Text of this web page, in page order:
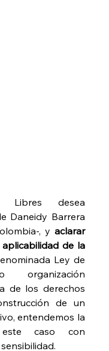
Libres desea
Daneidy Barrera
, y aclarar
de la
Ley de
organización
de los derechos
de un
entendemos la
caso con